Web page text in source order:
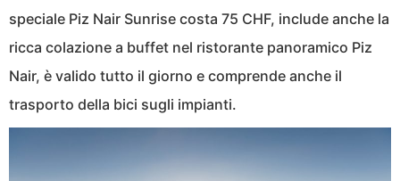
speciale Piz Nair Sunrise costa 75 CHF, include anche la
ricca colazione a buffet nel ristorante panoramico Piz
Nair, è valido tutto il giorno e comprende anche il
trasporto della bici sugli impianti.